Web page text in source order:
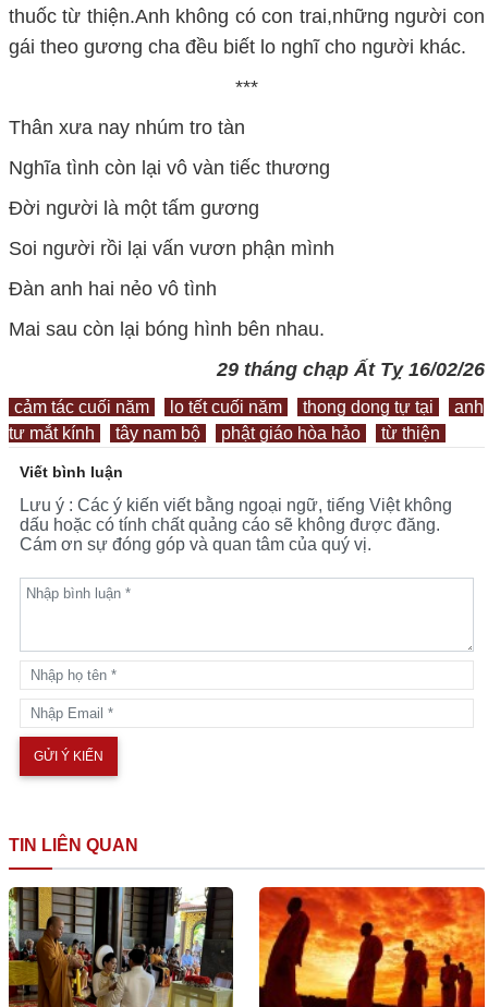
thuốc từ thiện.Anh không có con trai,những người con
gái theo gương cha đều biết lo nghĩ cho người khác.
***
Thân xưa nay nhúm tro tàn
Nghĩa tình còn lại vô vàn tiếc thương
Đời người là một tấm gương
Soi người rồi lại vấn vươn phận mình
Đàn anh hai nẻo vô tình
Mai sau còn lại bóng hình bên nhau.
29 tháng chạp Ất Tỵ 16/02/26
cảm tác cuối năm lo tết cuối năm thong dong tự tại
anh
tư mắt kính
tây nam bộ phật giáo hòa hảo từ thiện
Viết bình luận
Lưu ý : Các ý kiến viết bằng ngoại ngữ, tiếng Việt không
dấu hoặc có tính chất quảng cáo sẽ không được đăng.
Cám ơn sự đóng góp và quan tâm của quý vị.
TIN LIÊN QUAN